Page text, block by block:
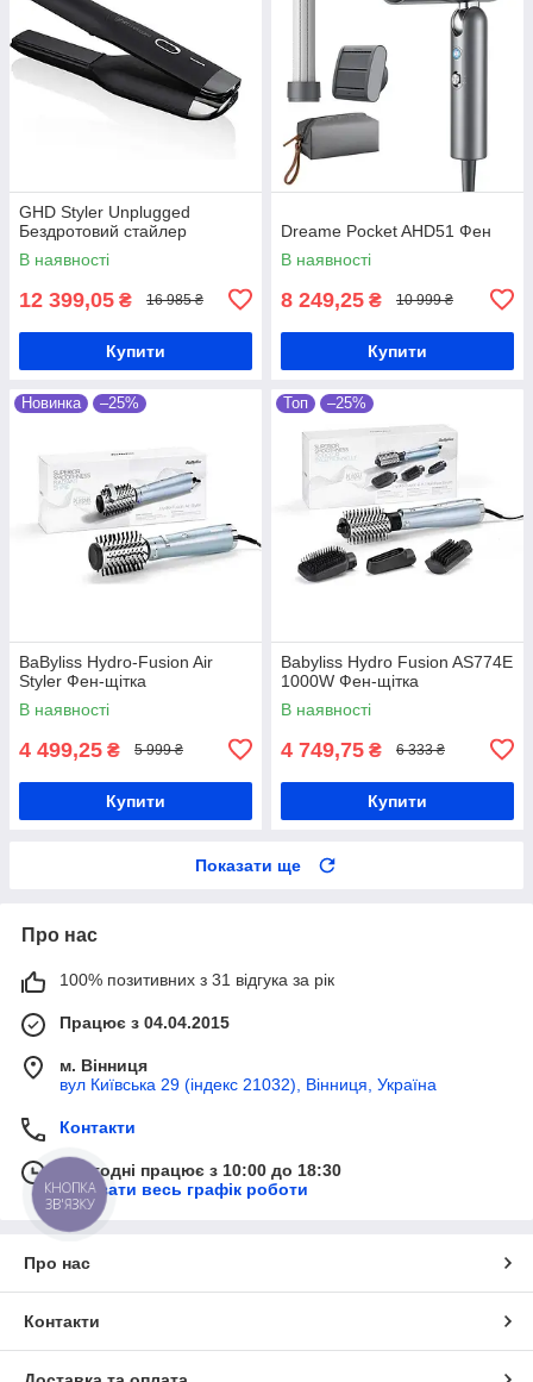
GHD Styler Unplugged
Бездротовий стайлер
В наявності
12 399,05 ₴ 16 985 ₴
Купити
Dreame Pocket AHD51 Фен
В наявності
8 249,25 ₴ 10 999 ₴
Купити
Новинка –25%
BaByliss Hydro-Fusion Air
Styler Фен-щітка
В наявності
4 499,25 ₴ 5 999 ₴
Купити
Топ –25%
Babyliss Hydro Fusion AS774E
1000W Фен-щітка
В наявності
4 749,75 ₴ 6 333 ₴
Купити
Показати ще
Про нас
100% позитивних з 31 відгука за рік
Працює з 04.04.2015
м. Вінниця
вул Київська 29 (індекс 21032), Вінниця, Україна
Контакти
Сьогодні працює з 10:00 до 18:30
Показати весь графік роботи
Про нас
Контакти
КНОПКА
ЗВ'ЯЗКУ